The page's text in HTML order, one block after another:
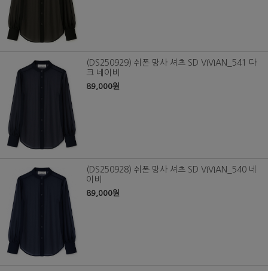
(DS250929) 쉬폰 망사 셔츠 SD VIVIAN_541 다
크 네이비
89,000원
(DS250928) 쉬폰 망사 셔츠 SD VIVIAN_540 네
이비
89,000원